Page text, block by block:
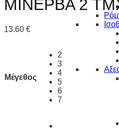
ΜΙΝΕΡΒΑ 2
13.60 €
Μέγεθος
2
3
4
5
6
7